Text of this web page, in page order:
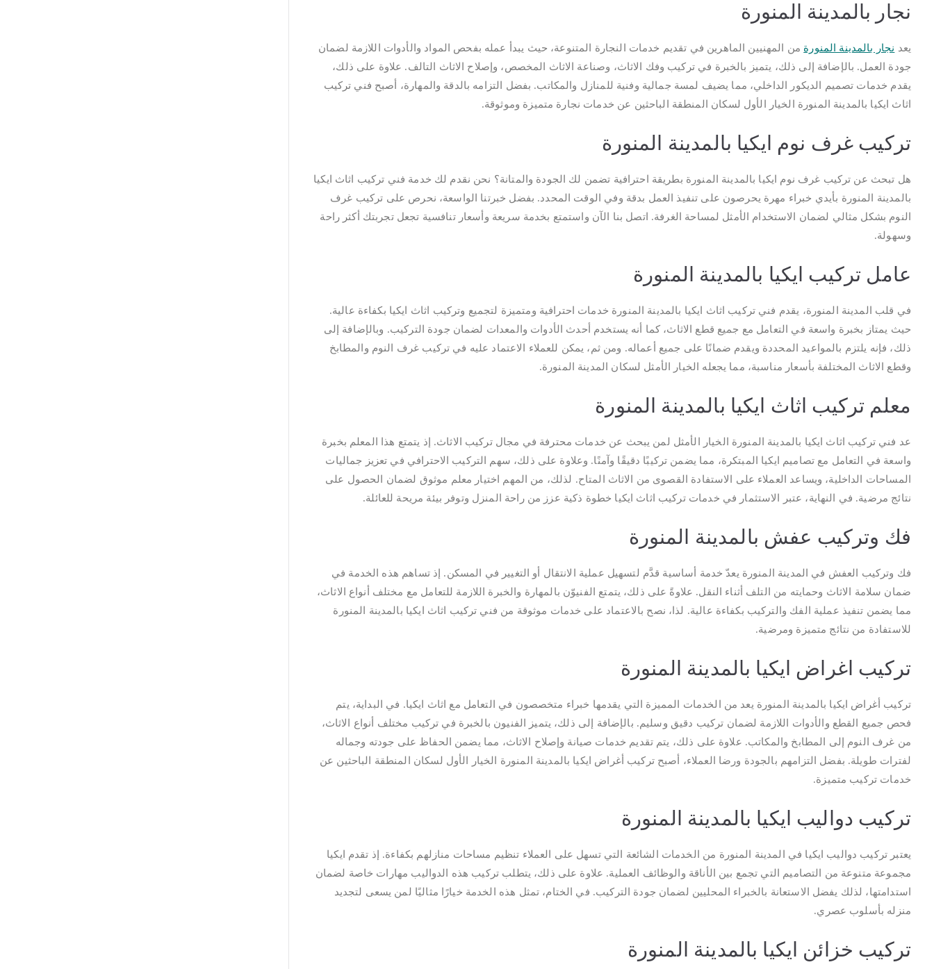
نجار بالمدينة المنورة
يعد نجار بالمدينة المنورة من المهنيين الماهرين في تقديم خدمات النجارة المتنوعة، حيث يبدأ عمله بفحص المواد والأدوات اللازمة لضمان
جودة العمل. بالإضافة إلى ذلك، يتميز بالخبرة في تركيب وفك الاثاث، وصناعة الاثاث المخصص، وإصلاح الاثاث التالف. علاوة على ذلك،
يقدم خدمات تصميم الديكور الداخلي، مما يضيف لمسة جمالية وفنية للمنازل والمكاتب. بفضل التزامه بالدقة والمهارة، أصبح فني تركيب
اثاث ايكيا بالمدينة المنورة الخيار الأول لسكان المنطقة الباحثين عن خدمات نجارة متميزة وموثوقة.
تركيب غرف نوم ايكيا بالمدينة المنورة
هل تبحث عن تركيب غرف نوم ايكيا بالمدينة المنورة بطريقة احترافية تضمن لك الجودة والمتانة؟ نحن نقدم لك خدمة فني تركيب اثاث ايكيا
بالمدينة المنورة بأيدي خبراء مهرة يحرصون على تنفيذ العمل بدقة وفي الوقت المحدد. بفضل خبرتنا الواسعة، نحرص على تركيب غرف
النوم بشكل مثالي لضمان الاستخدام الأمثل لمساحة الغرفة. اتصل بنا الآن واستمتع بخدمة سريعة وأسعار تنافسية تجعل تجربتك أكثر راحة
وسهولة.
عامل تركيب ايكيا بالمدينة المنورة
في قلب المدينة المنورة، يقدم فني تركيب اثاث ايكيا بالمدينة المنورة خدمات احترافية ومتميزة لتجميع وتركيب اثاث ايكيا بكفاءة عالية.
حيث يمتاز بخبرة واسعة في التعامل مع جميع قطع الاثاث، كما أنه يستخدم أحدث الأدوات والمعدات لضمان جودة التركيب. وبالإضافة إلى
ذلك، فإنه يلتزم بالمواعيد المحددة ويقدم ضمانًا على جميع أعماله. ومن ثم، يمكن للعملاء الاعتماد عليه في تركيب غرف النوم والمطابخ
وقطع الاثاث المختلفة بأسعار مناسبة، مما يجعله الخيار الأمثل لسكان المدينة المنورة.
معلم تركيب اثاث ايكيا بالمدينة المنورة
عد فني تركيب اثاث ايكيا بالمدينة المنورة الخيار الأمثل لمن يبحث عن خدمات محترفة في مجال تركيب الاثاث. إذ يتمتع هذا المعلم بخبرة
واسعة في التعامل مع تصاميم ايكيا المبتكرة، مما يضمن تركيبًا دقيقًا وآمنًا. وعلاوة على ذلك، سهم التركيب الاحترافي في تعزيز جماليات
المساحات الداخلية، ويساعد العملاء على الاستفادة القصوى من الاثاث المتاح. لذلك، من المهم اختيار معلم موثوق لضمان الحصول على
نتائج مرضية. في النهاية، عتبر الاستثمار في خدمات تركيب اثاث ايكيا خطوة ذكية عزز من راحة المنزل وتوفر بيئة مريحة للعائلة.
فك وتركيب عفش بالمدينة المنورة
فك وتركيب العفش في المدينة المنورة يعدّ خدمة أساسية قدَّم لتسهيل عملية الانتقال أو التغيير في المسكن. إذ تساهم هذه الخدمة في
ضمان سلامة الاثاث وحمايته من التلف أثناء النقل. علاوةً على ذلك، يتمتع الفنيوّن بالمهارة والخبرة اللازمة للتعامل مع مختلف أنواع الاثاث،
مما يضمن تنفيذ عملية الفك والتركيب بكفاءة عالية. لذا، نصح بالاعتماد على خدمات موثوقة من فني تركيب اثاث ايكيا بالمدينة المنورة
للاستفادة من نتائج متميزة ومرضية.
تركيب اغراض ايكيا بالمدينة المنورة
تركيب أغراض ايكيا بالمدينة المنورة يعد من الخدمات المميزة التي يقدمها خبراء متخصصون في التعامل مع اثاث ايكيا. في البداية، يتم
فحص جميع القطع والأدوات اللازمة لضمان تركيب دقيق وسليم. بالإضافة إلى ذلك، يتميز الفنيون بالخبرة في تركيب مختلف أنواع الاثاث،
من غرف النوم إلى المطابخ والمكاتب. علاوة على ذلك، يتم تقديم خدمات صيانة وإصلاح الاثاث، مما يضمن الحفاظ على جودته وجماله
لفترات طويلة. بفضل التزامهم بالجودة ورضا العملاء، أصبح تركيب أغراض ايكيا بالمدينة المنورة الخيار الأول لسكان المنطقة الباحثين عن
خدمات تركيب متميزة.
تركيب دواليب ايكيا بالمدينة المنورة
يعتبر تركيب دواليب ايكيا في المدينة المنورة من الخدمات الشائعة التي تسهل على العملاء تنظيم مساحات منازلهم بكفاءة. إذ تقدم ايكيا
مجموعة متنوعة من التصاميم التي تجمع بين الأناقة والوظائف العملية. علاوة على ذلك، يتطلب تركيب هذه الدواليب مهارات خاصة لضمان
استدامتها، لذلك يفضل الاستعانة بالخبراء المحليين لضمان جودة التركيب. في الختام، تمثل هذه الخدمة خيارًا مثاليًا لمن يسعى لتجديد
منزله بأسلوب عصري.
تركيب خزائن ايكيا بالمدينة المنورة